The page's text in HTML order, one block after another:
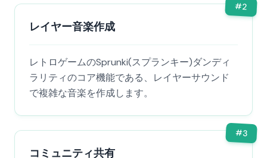
#2
レイヤー音楽作成
レトロゲームのSprunki(スプランキー)ダンディ
ラリティのコア機能である、レイヤーサウンド
で複雑な音楽を作成します。
#3
コミュニティ共有